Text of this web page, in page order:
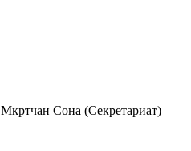
Мкртчан Сона (Секретариат)